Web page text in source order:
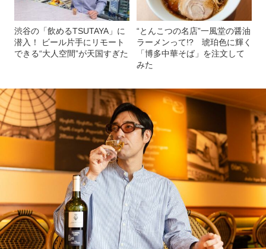
渋谷の「飲めるTSUTAYA」に
潜入！ ビール片手にリモート
できる“大人空間”が天国すぎた
“とんこつの名店”一風堂の醤油
ラーメンって!? 琥珀色に輝く
「博多中華そば」を注文して
みた